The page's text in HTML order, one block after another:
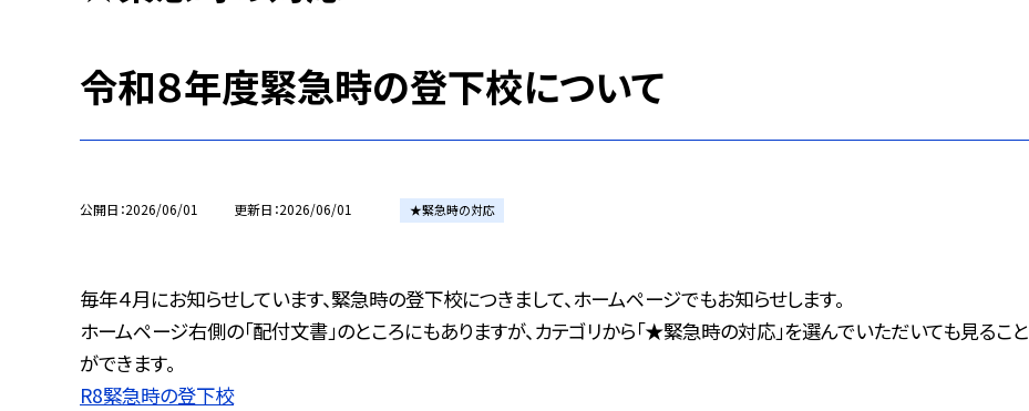
令和８年度緊急時の登下校について
公開日 2026/06/01 更新日 2026/06/01 ★緊急時の対応
毎年４月にお知らせしています、緊急時の登下校につきまして、ホームページでもお知らせします。
ホームページ右側の「配付文書」のところにもありますが、カテゴリから「★緊急時の対応」を選んでいただいても見ること
ができます。
R8緊急時の登下校